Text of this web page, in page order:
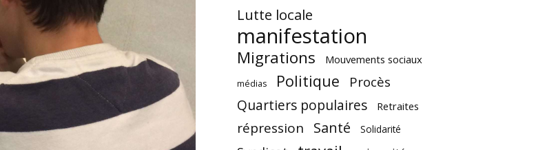
Lutte locale
manifestation
Migrations Mouvements sociaux
médias Politique Procès
Quartiers populaires Retraites
répression Santé Solidarité